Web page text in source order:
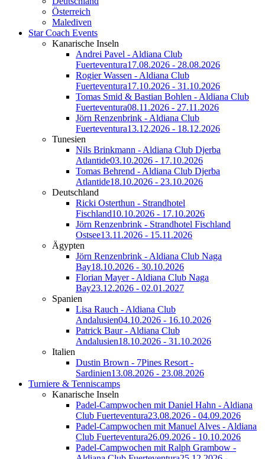
Österreich
Malediven
Star Coach Events
Kanarische Inseln
Andrei Pavel - Aldiana Club
Fuerteventura17.08.2026 - 28.08.2026
Rogier Wassen - Aldiana Club
Fuerteventura17.10.2026 - 31.10.2026
Tomas Smid & Bastian Bohlen - Aldiana Club
Fuerteventura08.11.2026 - 27.11.2026
Jörn Renzenbrink - Aldiana Club
Fuerteventura13.12.2026 - 18.12.2026
Tunesien
Nils Brinkmann - Aldiana Club Djerba
Atlantide03.10.2026 - 17.10.2026
Tomas Behrend - Aldiana Club Djerba
Atlantide18.10.2026 - 23.10.2026
Deutschland
Ricki Osterthun - Strandhotel
Fischland10.10.2026 - 17.10.2026
Jörn Renzenbrink - Strandhotel Fischland
Ostsee13.11.2026 - 15.11.2026
Ägypten
Jörn Renzenbrink - Aldiana Club Naga
Bay18.10.2026 - 30.10.2026
Florian Mayer - Aldiana Club Naga
Bay23.12.2026 - 02.01.2027
Spanien
Lisa Rauch - Aldiana Club
Andalusien04.10.2026 - 16.10.2026
Patrick Baur - Aldiana Club
Andalusien18.10.2026 - 31.10.2026
Italien
Dustin Brown - 7Pines Resort -
Sardinien13.08.2026 - 23.08.2026
Turniere & Tenniscamps
Kanarische Inseln
Padel-Campwochen mit Daniel Hahn - Aldiana
Club Fuerteventura23.08.2026 - 04.09.2026
Padel-Campwochen mit Manuel Alves - Aldiana
Club Fuerteventura26.09.2026 - 10.10.2026
Padel-Campwochen mit Ralph Grambow -